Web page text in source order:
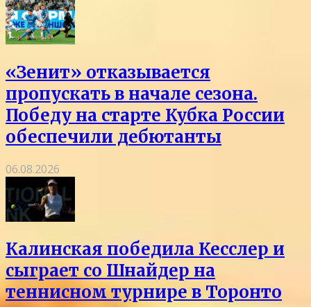
«Зенит» отказывается
пропускать в начале сезона.
Победу на старте Кубка России
обеспечили дебютанты
06.08.2026
Калинская победила Кесслер и
сыграет со Шнайдер на
теннисном турнире в Торонто